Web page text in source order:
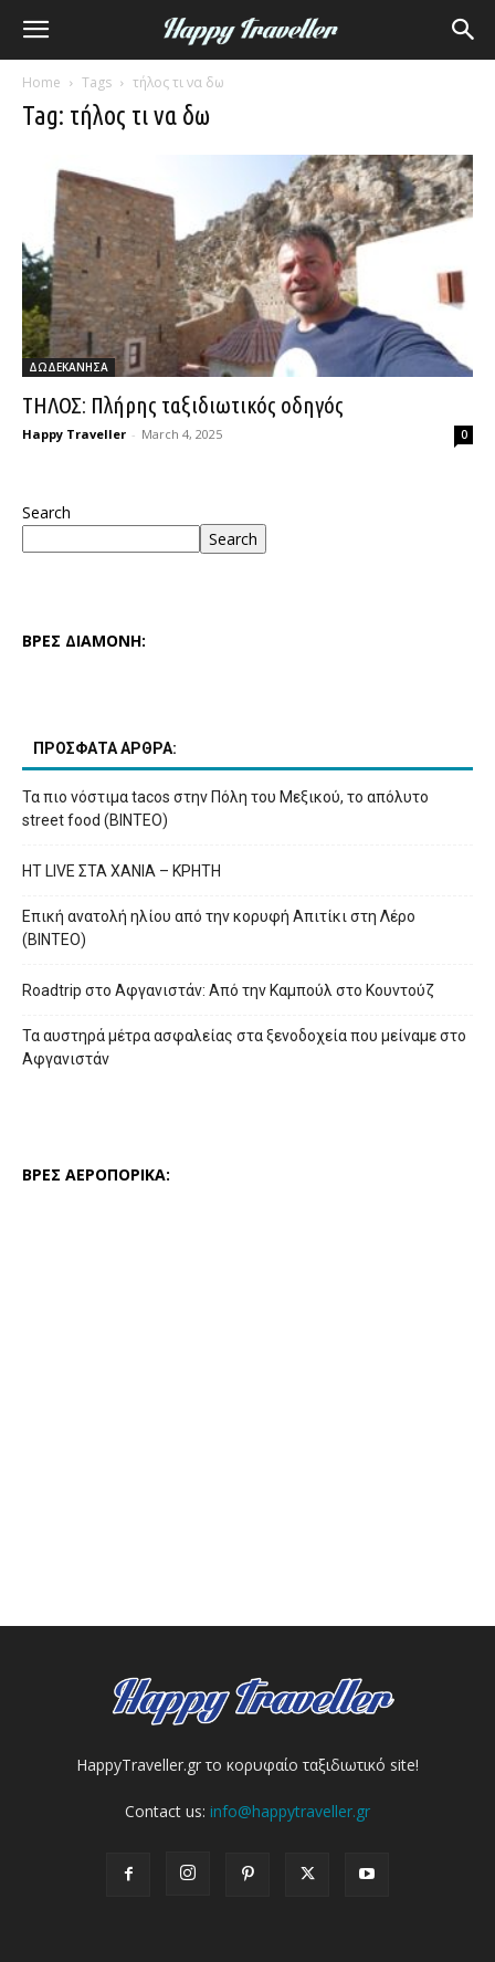
Home Tags τήλος τι να δω
Tag: τήλος τι να δω
ΔΩΔΕΚΑΝΗΣΑ
ΤΗΛΟΣ: Πλήρης ταξιδιωτικός οδηγός
Happy Traveller - March 4, 2025 0
Search
Search
ΒΡΕΣ ΔΙΑΜΟΝΗ:
ΠΡΟΣΦΑΤΑ ΑΡΘΡΑ:
Τα πιο νόστιμα tacos στην Πόλη του Μεξικού, το απόλυτο
street food (ΒΙΝΤΕΟ)
HT LIVE ΣΤΑ ΧΑΝΙΑ – ΚΡΗΤΗ
Επική ανατολή ηλίου από την κορυφή Απιτίκι στη Λέρο
(ΒΙΝΤΕΟ)
Roadtrip στο Αφγανιστάν: Από την Καμπούλ στο Κουντούζ
Τα αυστηρά μέτρα ασφαλείας στα ξενοδοχεία που μείναμε στο
Αφγανιστάν
ΒΡΕΣ ΑΕΡΟΠΟΡΙΚΑ:
HappyTraveller.gr το κορυφαίο ταξιδιωτικό site!
Contact us: info@happytraveller.gr